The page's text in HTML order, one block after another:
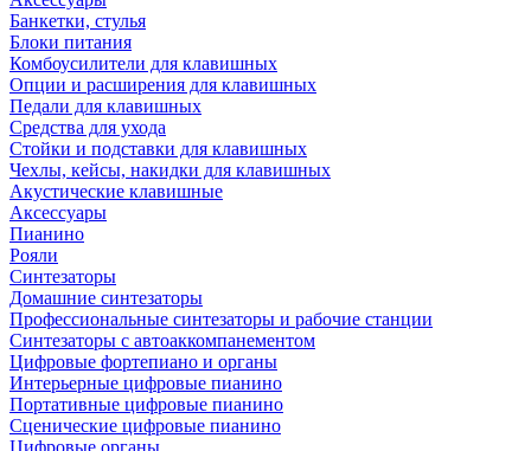
Банкетки, стулья
Блоки питания
Комбоусилители для клавишных
Опции и расширения для клавишных
Педали для клавишных
Средства для ухода
Стойки и подставки для клавишных
Чехлы, кейсы, накидки для клавишных
Акустические клавишные
Аксессуары
Пианино
Рояли
Синтезаторы
Домашние синтезаторы
Профессиональные синтезаторы и рабочие станции
Синтезаторы с автоаккомпанементом
Цифровые фортепиано и органы
Интерьерные цифровые пианино
Портативные цифровые пианино
Сценические цифровые пианино
Цифровые органы